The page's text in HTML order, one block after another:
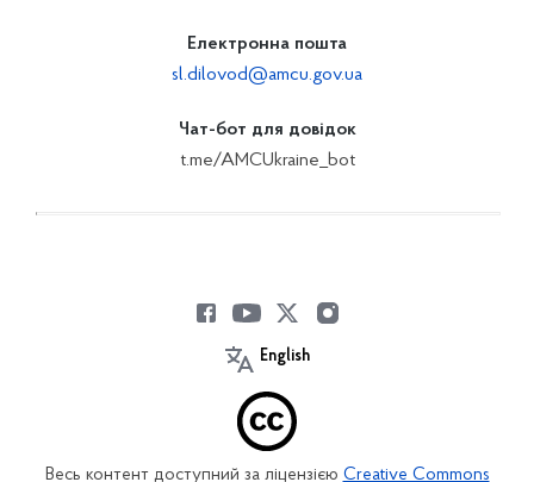
Електронна пошта
sl.dilovod@amcu.gov.ua
Чат-бот для довідок
t.me/AMCUkraine_bot
English
Весь контент доступний за ліцензією Creative Commons